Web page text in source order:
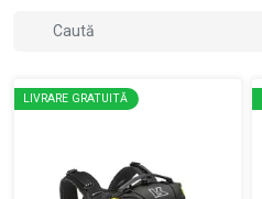
LIVRARE GRATUITĂ